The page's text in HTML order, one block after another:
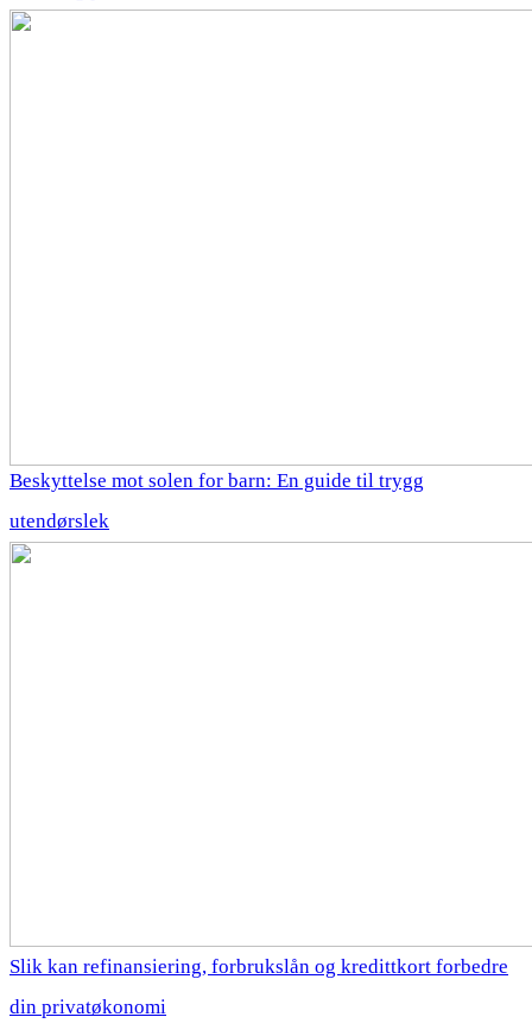
Beskyttelse mot solen for barn: En guide til trygg
utendørslek
Slik kan refinansiering, forbrukslån og kredittkort forbedre
din privatøkonomi